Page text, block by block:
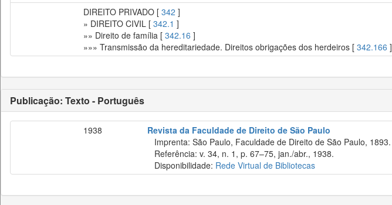
DIREITO PRIVADO [ 342 ]
» DIREITO CIVIL [ 342.1 ]
»» Direito de família [ 342.16 ]
»»» Transmissão da hereditariedade. Direitos obrigações dos herdeiros [ 342.166 ]
Publicação: Texto - Português
1938
Revista da Faculdade de Direito de São Paulo
Imprenta: São Paulo, Faculdade de Direito de São Paulo, 1893.
Referência: v. 34, n. 1, p. 67–75, jan./abr., 1938.
Disponibilidade: Rede Virtual de Bibliotecas